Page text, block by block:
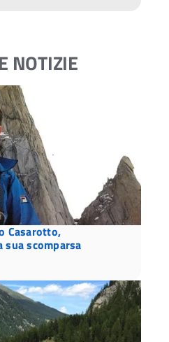
NOTIZIE
Casarotto,
sua scomparsa